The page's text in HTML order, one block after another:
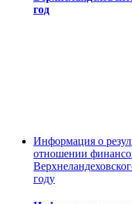
год
Информация о
отношении
году